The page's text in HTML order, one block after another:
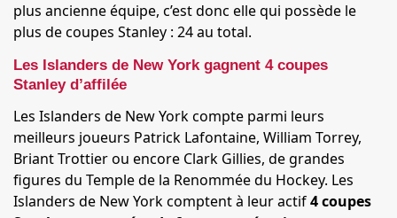
plus ancienne équipe, c’est donc elle qui possède le
plus de coupes Stanley : 24 au total.
Les Islanders de New York gagnent 4 coupes
Stanley d’affilée
Les Islanders de New York compte parmi leurs
meilleurs joueurs Patrick Lafontaine, William Torrey,
Briant Trottier ou encore Clark Gillies, de grandes
figures du Temple de la Renommée du Hockey. Les
Islanders de New York comptent à leur actif4 coupes